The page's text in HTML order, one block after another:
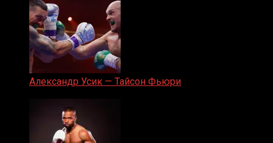
Александр Усик — Тайсон Фьюри